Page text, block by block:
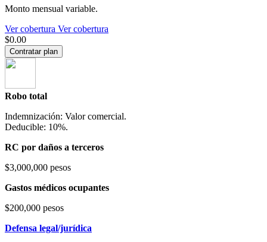
Monto mensual variable.
Ver cobertura Ver cobertura
$0.00
Contratar plan
Robo total
Indemnización: Valor comercial.
Deducible: 10%.
RC por daños a terceros
$3,000,000 pesos
Gastos médicos ocupantes
$200,000 pesos
Defensa legal/jurídica